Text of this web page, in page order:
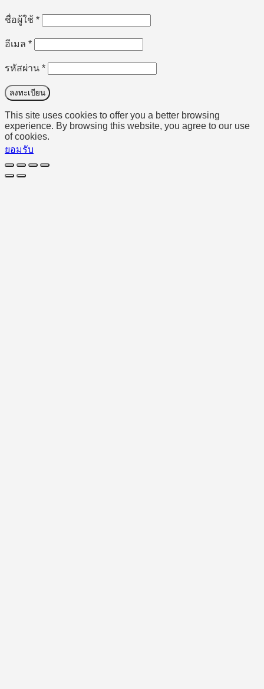
ชื่อผู้ใช้ *ต้องการ
อีเมล *ต้องการ
รหัสผ่าน *ต้องการ
ลงทะเบียน
This site uses cookies to offer you a better browsing
experience. By browsing this website, you agree to our use
of cookies.
ยอมรับ